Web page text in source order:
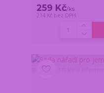
259 Kč/ks
214 Kč bez DPH